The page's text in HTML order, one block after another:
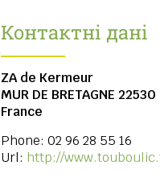
Контактні дані
ZA de Kermeur
MUR DE BRETAGNE 22530
France
Phone: 02 96 28 55 16
Url: http://